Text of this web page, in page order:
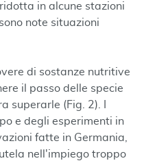
in alcune stazioni
note situazioni
di sostanze nutritive
il passo delle specie
superarle (Fig. 2). I
e degli esperimenti in
fatte in Germania,
nell'impiego troppo